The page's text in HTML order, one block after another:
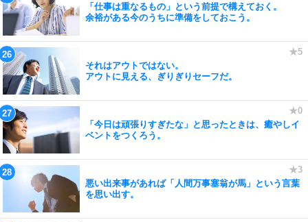
「仕事は重なるもの」という前提で構えておく。
余裕がある今のうちに準備をしておこう。
それはアウトではない。
アウトに見える、ぎりぎりセーフだ。
「今日は頑張りすぎたな」と思ったときは、癒やしイ
ベントをつくろう。
悪い出来事があれば「人間万事塞翁が馬」という言葉
を思い出す。